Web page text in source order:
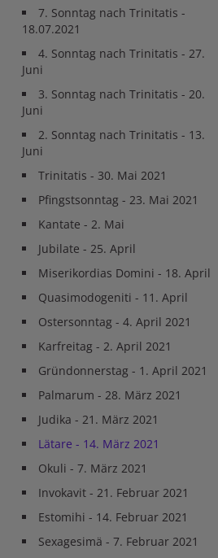
Hauptnavigation
7. Sonntag nach Trinitatis -
18.07.2021
4. Sonntag nach Trinitatis - 27.
Juni
3. Sonntag nach Trinitatis - 20.
Juni
2. Sonntag nach Trinitatis - 13.
Juni
Trinitatis - 30. Mai 2021
Pfingstsonntag - 23. Mai 2021
Kantate - 2. Mai
Jubilate - 25. April
Miserikordias Domini - 18. April
Quasimodogeniti - 11. April
Ostersonntag - 4. April 2021
Karfreitag - 2. April 2021
Gründonnerstag - 1. April 2021
Palmarum - 28. März 2021
Judika - 21. März 2021
Lätare - 14. März 2021
Okuli - 7. März 2021
Invokavit - 21. Februar 2021
Estomihi - 14. Februar 2021
Sexagesimä - 7. Februar 2021